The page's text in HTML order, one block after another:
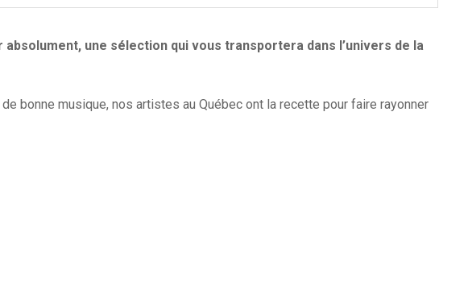
une sélection qui vous transportera dans l’univers de la
bonne musique, nos artistes au Québec ont la recette pour faire rayonner